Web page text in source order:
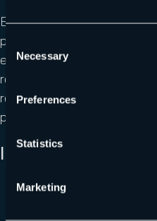
Consent
Selection
Necessary
Preferences
Statistics
Marketing
En activant DNSSEC, les
peuvent protéger les
email contre les attaques
renforcer la confiance des
reçus, et améliorer la
perturbations dues aux
Informations
Introduction à DNSSEC